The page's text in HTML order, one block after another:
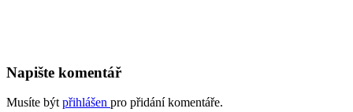
Napište komentář
Musíte být přihlášen pro přidání komentáře.